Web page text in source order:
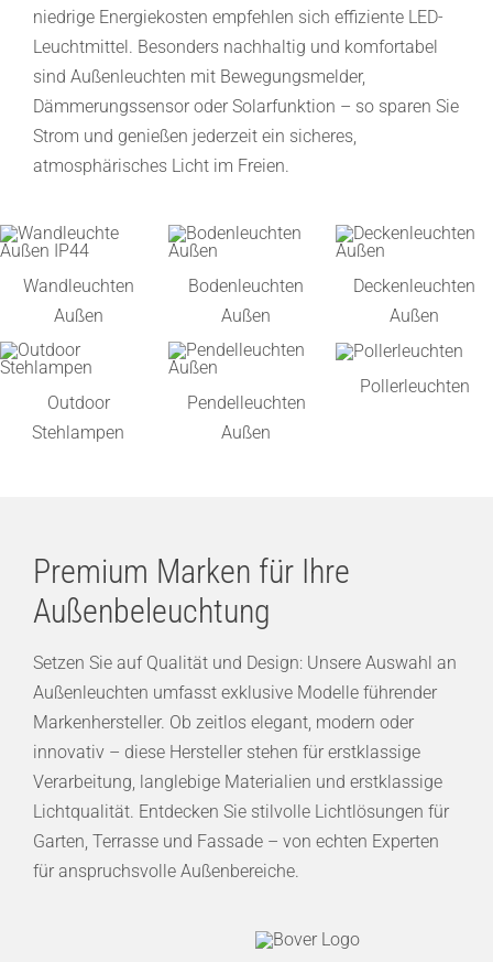
niedrige Energiekosten empfehlen sich effiziente LED-
Leuchtmittel. Besonders nachhaltig und komfortabel
sind Außenleuchten mit Bewegungsmelder,
Dämmerungssensor oder Solarfunktion – so sparen Sie
Strom und genießen jederzeit ein sicheres,
atmosphärisches Licht im Freien.
Wandleuchten
Außen
Bodenleuchten
Außen
Deckenleuchten
Außen
Outdoor
Stehlampen
Pendelleuchten
Außen
Pollerleuchten
Premium Marken für Ihre
Außenbeleuchtung
Setzen Sie auf Qualität und Design: Unsere Auswahl an
Außenleuchten umfasst exklusive Modelle führender
Markenhersteller. Ob zeitlos elegant, modern oder
innovativ – diese Hersteller stehen für erstklassige
Verarbeitung, langlebige Materialien und erstklassige
Lichtqualität. Entdecken Sie stilvolle Lichtlösungen für
Garten, Terrasse und Fassade – von echten Experten
für anspruchsvolle Außenbereiche.